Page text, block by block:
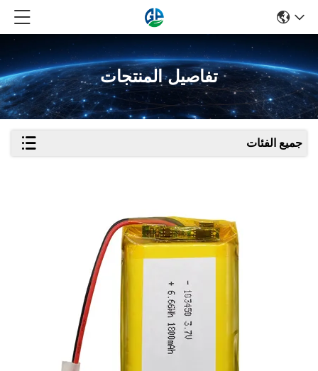
تفاصيل المنتجات
جميع الفئات